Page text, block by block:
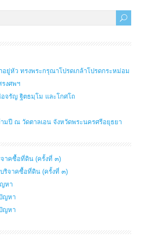
อยู่หัว ทรงพระกรุณาโปรดเกล้าโปรดกระหม่อม
งศพฯ
จรัญ ฐิตธมฺโม และโกศโถ
มปี ณ วัดตาลเอน จังหวัดพระนครศรีอยุธยา
าคซื้อที่ดิน (ครั้งที่ ๓)
ริจาคซื้อที่ดิน (ครั้งที่ ๓)
หา
ญหา
ญหา